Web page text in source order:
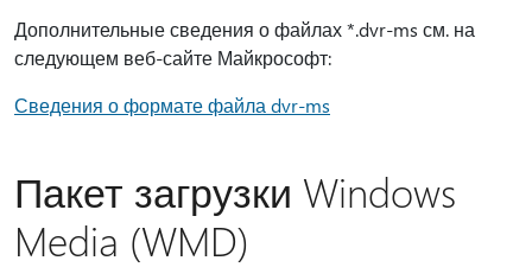
Дополнительные сведения о файлах *.dvr-ms см. на
следующем веб-сайте Майкрософт:
Сведения о формате файла dvr-ms
Пакет загрузки Windows
Media (WMD)